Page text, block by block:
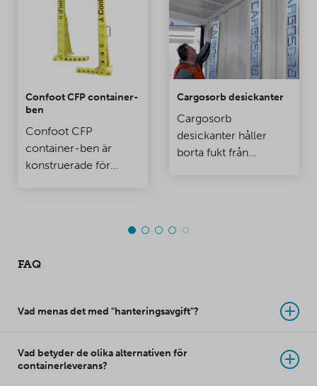
Confoot CFP container-
ben
Confoot CFP
container-ben är
konstruerade för
containern är fäst vid
dörrarna kan öppnas
Cargosorb desickanter
Cargosorb
desickanter håller
borta fukt från
FAQ
Vad menas det med "hanteringsavgift"?
Vad betyder de olika alternativen för
containerleverans?